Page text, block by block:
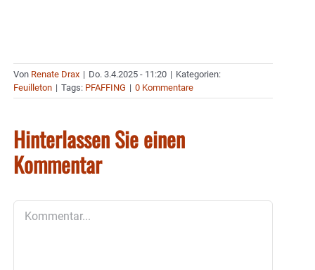
Von Renate Drax | Do. 3.4.2025 - 11:20 | Kategorien:
Feuilleton | Tags: PFAFFING | 0 Kommentare
Hinterlassen Sie einen
Kommentar